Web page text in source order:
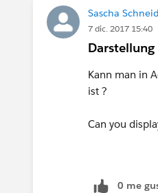
Sascha
7 dic. 2017 15:40
Kann man in
ist ?
Can you
0 me